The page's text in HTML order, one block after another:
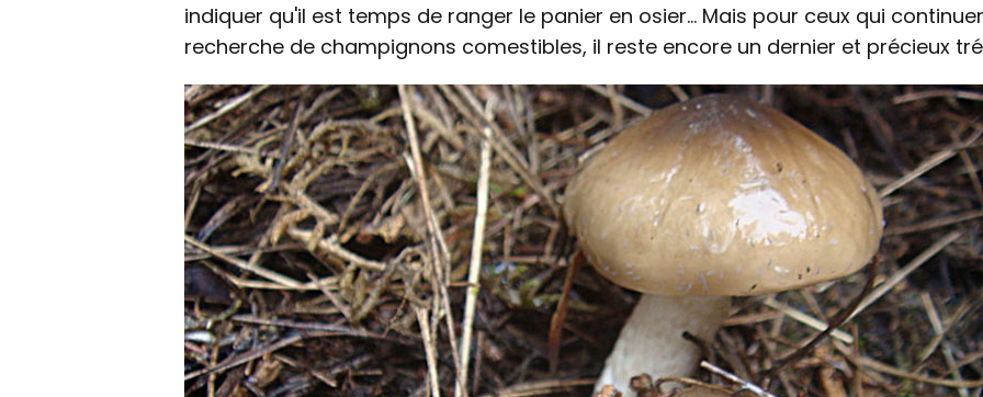
indiquer qu'il est temps de ranger le panier en osier… Mais pour ceux qui
recherche de champignons comestibles, il reste encore un dernier et précieux